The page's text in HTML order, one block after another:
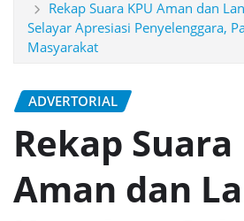
Rekap Suara KPU Aman dan
Selayar Apresiasi Penyelenggara,
Masyarakat
ADVERTORIAL
Rekap Suara
Aman dan